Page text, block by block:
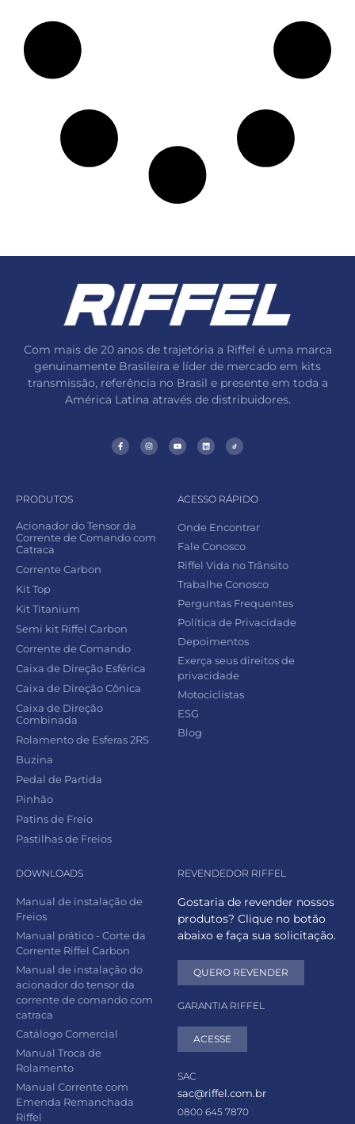
Com mais de 20 anos de trajetória a Riffel é uma marca
genuinamente Brasileira e líder de mercado em kits
transmissão, referência no Brasil e presente em toda a
América Latina através de distribuidores.
PRODUTOS
Acionador do Tensor da
Corrente de Comando com
Catraca
Corrente Carbon
Kit Top
Kit Titanium
Semi kit Riffel Carbon
Corrente de Comando
Caixa de Direção Esférica
Caixa de Direção Cônica
Caixa de Direção
Combinada
Rolamento de Esferas 2RS
Buzina
Pedal de Partida
Pinhão
Patins de Freio
Pastilhas de Freios
ACESSO RÁPIDO
Onde Encontrar
Fale Conosco
Riffel Vida no Trânsito
Trabalhe Conosco
Perguntas Frequentes
Política de Privacidade
Depoimentos
Exerça seus direitos de
privacidade
Motociclistas
ESG
Blog
DOWNLOADS
Manual de instalação de
Freios
Manual prático - Corte da
Corrente Riffel Carbon
Manual de instalação do
acionador do tensor da
corrente de comando com
catraca
Catálogo Comercial
Manual Troca de
Rolamento
Manual Corrente com
Emenda Remanchada
Riffel
REVENDEDOR RIFFEL
Gostaria de revender nossos
produtos? Clique no botão
abaixo e faça sua solicitação.
QUERO REVENDER
GARANTIA RIFFEL
ACESSE
SAC
sac@riffel.com.br
0800 645 7870